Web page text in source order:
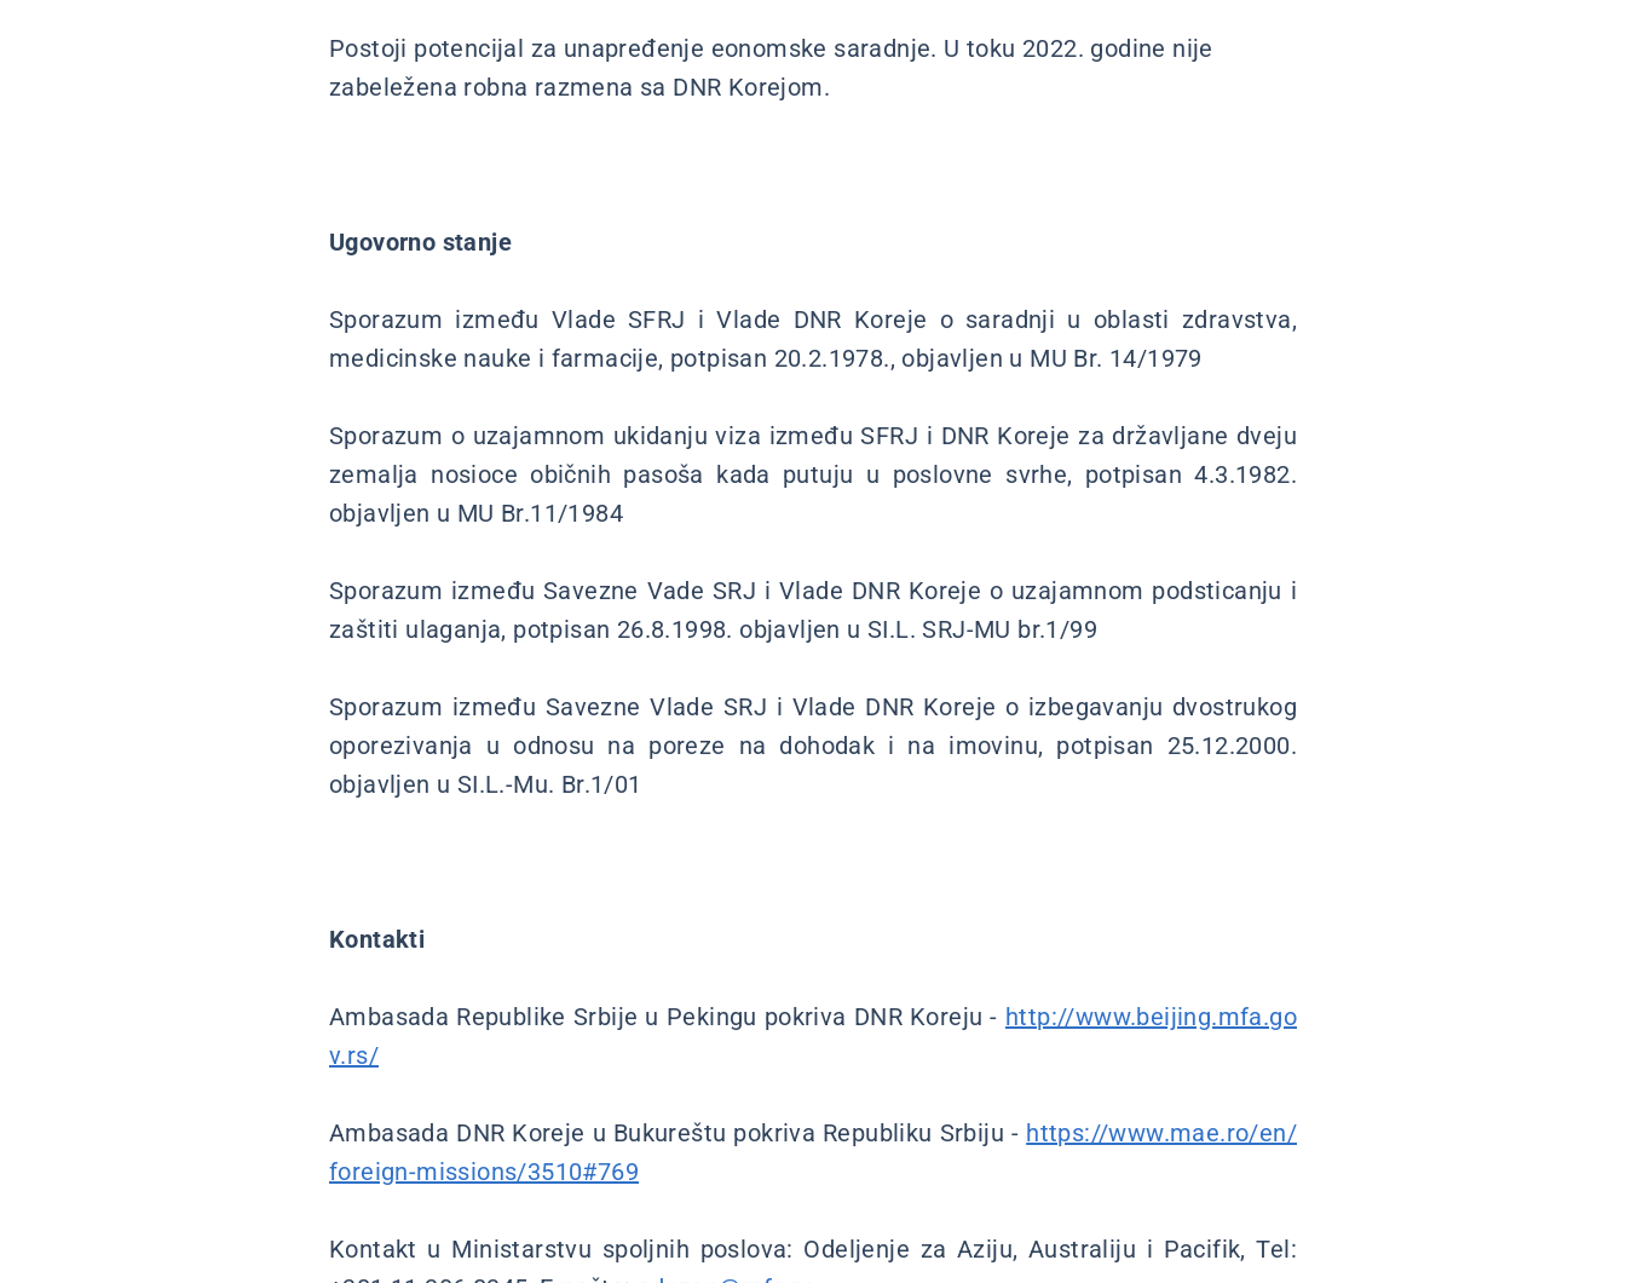
Postoji potencijal za unapređenje eonomske saradnje. U toku 2022. godine nije
zabeležena robna razmena sa DNR Korejom.
Ugovorno stanje
Sporazum između Vlade SFRJ i Vlade DNR Koreje o saradnji u oblasti zdravstva,
medicinske nauke i farmacije, potpisan 20.2.1978., objavljen u MU Br. 14/1979
Sporazum o uzajamnom ukidanju viza između SFRJ i DNR Koreje za državljane dveju
zemalja nosioce običnih pasoša kada putuju u poslovne svrhe, potpisan 4.3.1982.
objavljen u MU Br.11/1984
Sporazum između Savezne Vade SRJ i Vlade DNR Koreje o uzajamnom podsticanju i
zaštiti ulaganja, potpisan 26.8.1998. objavljen u SI.L. SRJ-MU br.1/99
Sporazum između Savezne Vlade SRJ i Vlade DNR Koreje o izbegavanju dvostrukog
oporezivanja u odnosu na poreze na dohodak i na imovinu, potpisan 25.12.2000.
objavljen u SI.L.-Mu. Br.1/01
Kontakti
Ambasada Republike Srbije u Pekingu pokriva DNR Koreju - http://www.beijing.mfa.go
v.rs/
Ambasada DNR Koreje u Bukureštu pokriva Republiku Srbiju - https://www.mae.ro/en/
foreign-missions/3510#769
Kontakt u Ministarstvu spoljnih poslova: Odeljenje za Aziju, Australiju i Pacifik, Tel: